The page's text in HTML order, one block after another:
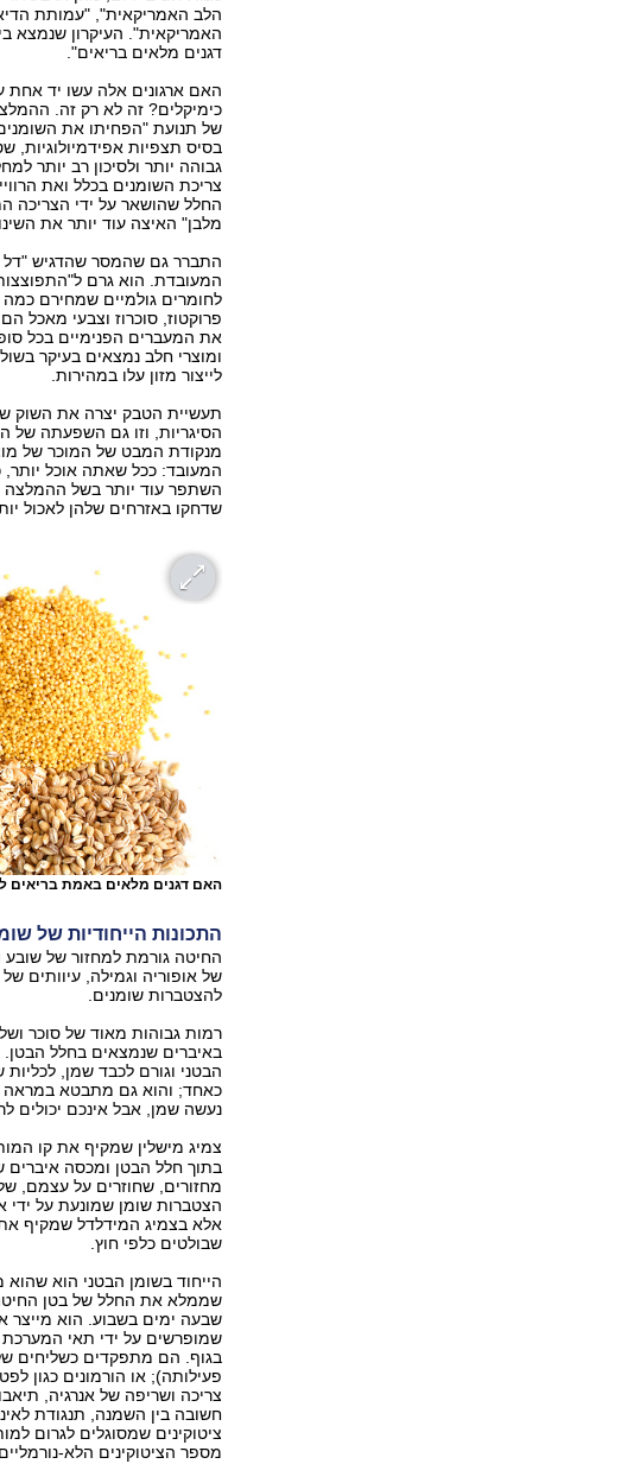
הלב האמריקאית", "עמותת
האמריקאית". העיקרון שנמצא
דגנים מלאים בריאים".
האם ארגונים אלה עשו יד אחת
כימיקלים? זה לא רק זה.
בסיס תצפיות אפידמיולוגיות,
גבוהה יותר ולסיכון רב יותר
צריכת השומנים בכלל ואת
החלל שהושאר על ידי הצריכה
מלבן" האיצה עוד יותר את
התברר גם שהמסר שהדגיש "דל
המעובדת. הוא גרם
לחומרים גולמיים שמחירם
פרוקטוז, סוכרוז וצבעי מאכל
את המעברים הפנימיים בכל
ומוצרי חלב נמצאים בעיקר
לייצור מזון עלו במהירות.
תעשיית הטבק יצרה את השוק
הסיגריות, וזו גם השפעתה של
מנקודת המבט של המוכר של
המעובד: ככל שאתה אוכל
השתפר עוד יותר בשל ההמלצה
שדחקו באזרחים שלהן לאכול
האם דגנים מלאים באמת בריאים
התכונות הייחודיות של
החיטה גורמת למחזור של שובע
של אופוריה וגמילה, עיוותים
להצטברות שומנים.
רמות גבוהות מאוד של סוכר
באיברים שנמצאים בחלל
הבטני וגורם לכבד שמן,
כאחד; והוא גם מתבטא במראה
נעשה שמן, אבל אינכם יכולים
צמיג מישלין שמקיף את קו
בתוך חלל הבטן ומכסה
מחזורים, שחוזרים על עצמם, של
הצטברות שומן שמונעת על ידי
אלא בצמיג המידלדל שמקיף את
שבולטים כלפי חוץ.
הייחוד בשומן הבטני הוא שהוא
שבעה ימים בשבוע. הוא מייצר
שמופרשים על ידי תאי המערכת
בגוף. הם מתפקדים כשליחים
פעילותה); או הורמונים כגון
צריכה ושריפה של אנרגיה,
ציטוקינים שמסוגלים לגרום
מספר הציטוקינים הלא-